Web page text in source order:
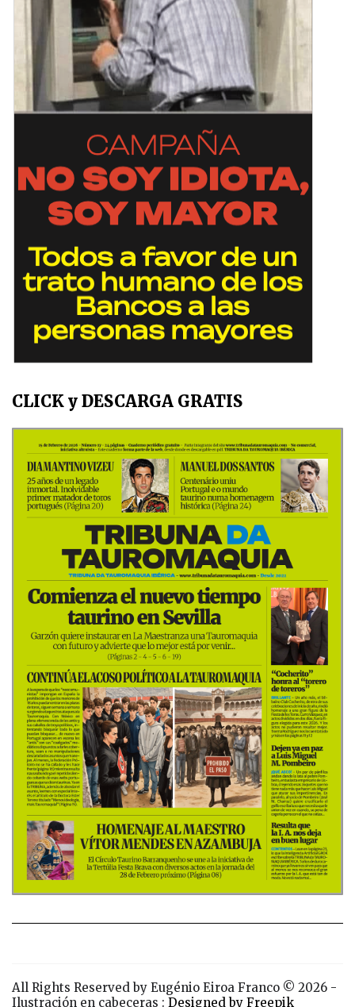
CLICK y DESCARGA GRATIS
All Rights Reserved by Eugénio Eiroa Franco © 2026 -
Ilustración en cabeceras : Designed by Freepik